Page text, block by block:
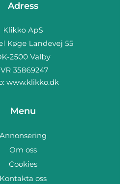
Adress
www.klikko.dk
Menu
Annonsering
Om oss
Cookies
Kontakta oss